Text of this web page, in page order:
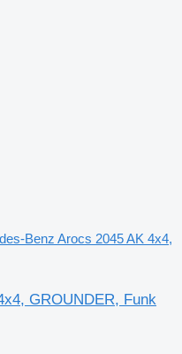
Benz Arocs 2045 AK 4x4,
GROUNDER, Funk